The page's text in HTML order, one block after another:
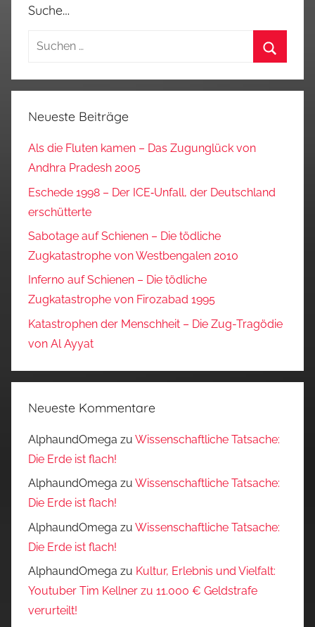
Suche…
Suchen
Neueste Beiträge
Als die Fluten kamen – Das Zugunglück von
Andhra Pradesh 2005
Eschede 1998 – Der ICE‑Unfall, der Deutschland
erschütterte
Sabotage auf Schienen – Die tödliche
Zugkatastrophe von Westbengalen 2010
Inferno auf Schienen – Die tödliche
Zugkatastrophe von Firozabad 1995
Katastrophen der Menschheit – Die Zug-Tragödie
von Al Ayyat
Neueste Kommentare
AlphaundOmega zu Wissenschaftliche Tatsache:
Die Erde ist flach!
AlphaundOmega zu Wissenschaftliche Tatsache:
Die Erde ist flach!
AlphaundOmega zu Wissenschaftliche Tatsache:
Die Erde ist flach!
AlphaundOmega zu Kultur, Erlebnis und Vielfalt:
Youtuber Tim Kellner zu 11.000 € Geldstrafe
verurteilt!